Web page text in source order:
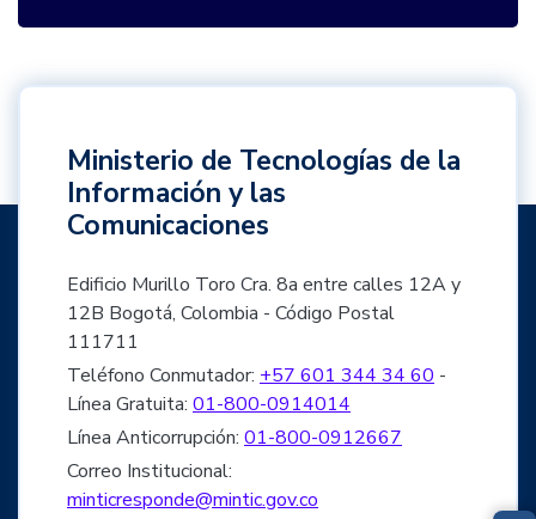
Ministerio de Tecnologías de la
Información y las
Comunicaciones
Edificio Murillo Toro Cra. 8a entre calles 12A y
12B Bogotá, Colombia - Código Postal
111711
Teléfono Conmutador: +57 601 344 34 60 -
Línea Gratuita: 01-800-0914014
Línea Anticorrupción: 01-800-0912667
Correo Institucional:
minticresponde@mintic.gov.co